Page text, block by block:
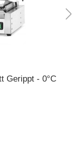
Gerippt - 0°C